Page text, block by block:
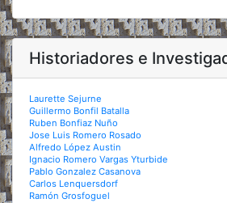
Historiadores e
Laurette Sejurne
Guillermo Bonfil Batalla
Ruben Bonfiaz Nuño
Jose Luis Romero Rosado
Alfredo López Austin
Ignacio Romero Vargas Yturbide
Pablo Gonzalez Casanova
Carlos Lenquersdorf
Ramón Grosfoguel